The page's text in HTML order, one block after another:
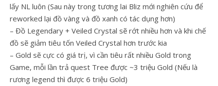
lấy NL luôn (Sau này trong tương lai Bliz mới nghiên cứu để
reworked lại đồ vàng và đồ xanh có tác dụng hơn)
– Đồ Legendary + Veiled Crystal sẽ rớt nhiều hơn và khi chế
đồ sẽ giảm tiêu tốn Veiled Crystal hơn trước kia
– Gold sẽ cực có giá trị, vì cần tiêu rất nhiều Gold trong
Game, mỗi lần trả quest Tree được ~3 triệu Gold (Nếu là
rương legend thì được 6 triệu Gold)